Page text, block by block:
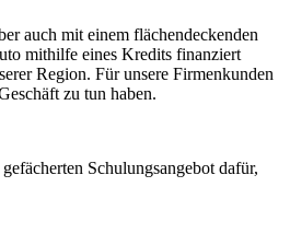
auch mit einem flächendeckenden
mithilfe eines Kredits finanziert
Region. Für unsere Firmenkunden
zu tun haben.
Schulungsangebot dafür,